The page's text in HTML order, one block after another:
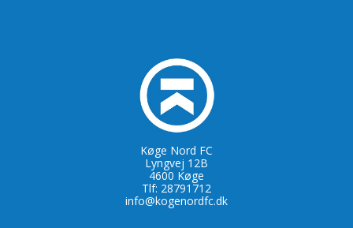
Køge Nord FC
Lyngvej 12B
4600 Køge
Tlf: 28791712
info@kogenordfc.dk